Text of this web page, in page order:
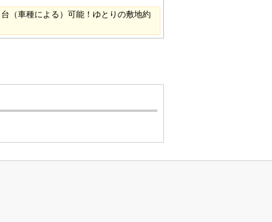
（車種による）可能！ゆとりの敷地約